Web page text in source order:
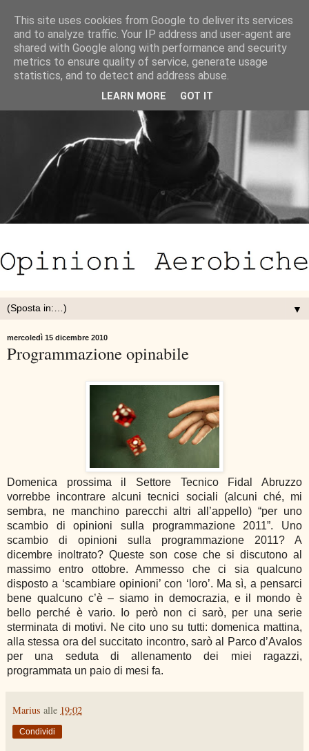
▼
mercoledì 15 dicembre 2010
Programmazione opinabile
Domenica prossima il Settore Tecnico Fidal Abruzzo
vorrebbe incontrare alcuni tecnici sociali (alcuni ché, mi
sembra, ne manchino parecchi altri all’appello) “per uno
scambio di opinioni sulla programmazione 2011”. Uno
scambio di opinioni sulla programmazione 2011? A
dicembre inoltrato? Queste son cose che si discutono al
massimo entro ottobre. Ammesso che ci sia qualcuno
disposto a ‘scambiare opinioni’ con ‘loro’. Ma sì, a pensarci
bene qualcuno c’è – siamo in democrazia, e il mondo è
bello perché è vario. Io però non ci sarò, per una serie
sterminata di motivi. Ne cito uno su tutti: domenica mattina,
alla stessa ora del succitato incontro, sarò al Parco d’Avalos
per una seduta di allenamento dei miei ragazzi,
programmata un paio di mesi fa.
Marius alle 19:02
Condividi
This site uses cookies from Google to deliver its services
and to analyze traffic. Your IP address and user-agent are
shared with Google along with performance and security
metrics to ensure quality of service, generate usage
statistics, and to detect and address abuse.
LEARN MORE GOT IT